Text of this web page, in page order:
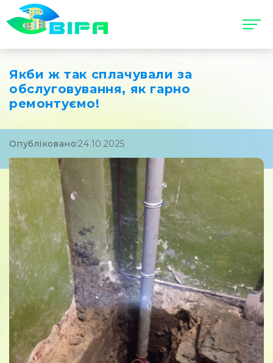
Якби ж так сплачували за
обслуговування, як гарно
ремонтуємо!
Опубліковано:24.10.2025